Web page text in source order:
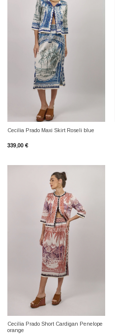
Cecilia Prado Maxi Skirt Roseli blue
339,00 €
Cecilia Prado Short Cardigan Penelope
orange